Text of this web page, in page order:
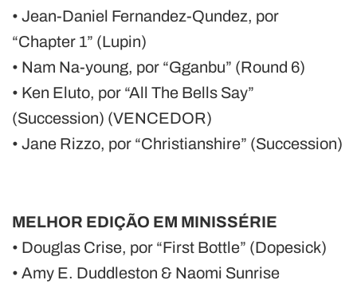
• Jean-Daniel Fernandez-Qundez, por
“Chapter 1” (Lupin)
• Nam Na-young, por “Gganbu” (Round 6)
• Ken Eluto, por “All The Bells Say”
(Succession) (VENCEDOR)
• Jane Rizzo, por “Christianshire” (Succession)
MELHOR EDIÇÃO EM MINISSÉRIE
• Douglas Crise, por “First Bottle” (Dopesick)
• Amy E. Duddleston & Naomi Sunrise